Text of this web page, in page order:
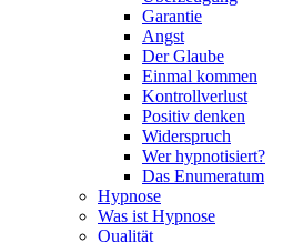
Garantie
Angst
Der Glaube
Einmal kommen
Kontrollverlust
Positiv denken
Widerspruch
Wer hypnotisiert?
Das Enumeratum
Hypnose
Was ist Hypnose
Qualität